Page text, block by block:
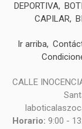
DEPORTIVA
CAPILAR
Ir arriba
CALLE
Horario: 9:00 -